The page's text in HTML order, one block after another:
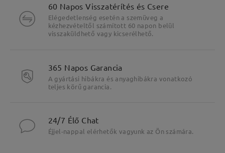
60 Napos Visszatérítés és Csere
Elégedetlenség esetén a szemüveg a
kézhezvételtől számított 60 napon belül
visszaküldhető vagy kicserélhető.
365 Napos Garancia
A gyártási hibákra és anyaghibákra vonatkozó
teljes körű garancia.
24/7 Élő Chat
Éjjel-nappal elérhetők vagyunk az Ön számára.